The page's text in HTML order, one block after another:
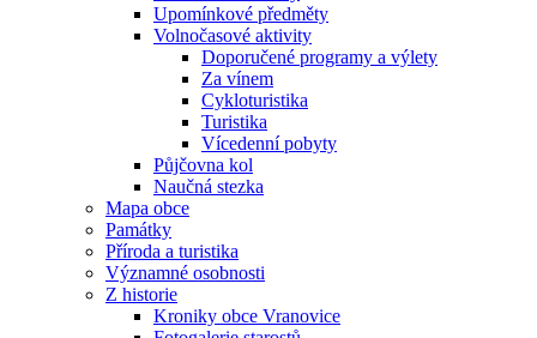
Upomínkové předměty
Volnočasové aktivity
Doporučené programy a výlety
Za vínem
Cykloturistika
Turistika
Vícedenní pobyty
Půjčovna kol
Naučná stezka
Mapa obce
Památky
Příroda a turistika
Významné osobnosti
Z historie
Kroniky obce Vranovice